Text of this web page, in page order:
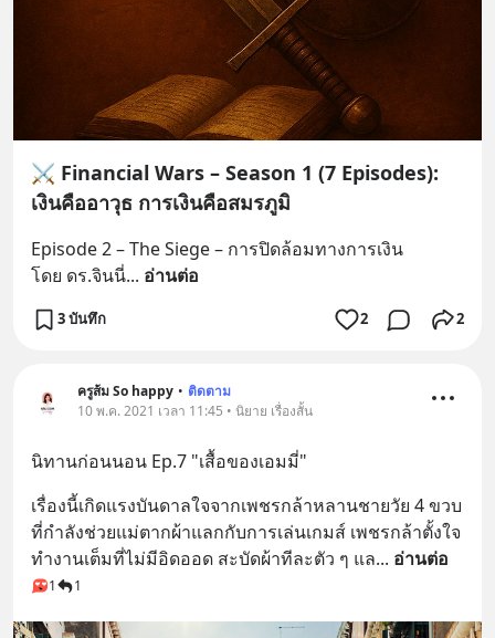
⚔️ Financial Wars – Season 1 (7 Episodes):
เงินคืออาวุธ การเงินคือสมรภูมิ
Episode 2 – The Siege – การปิดล้อมทางการเงิน
โดย ดร.จินนี่... อ่านต่อ
3 บันทึก 2 2
ครูส้ม So happy • ติดตาม
10 พ.ค. 2021 เวลา 11:45 • นิยาย เรื่องสั้น
นิทานก่อนนอน Ep.7 "เสื้อของเอมมี่"
เรื่องนี้เกิดแรงบันดาลใจจากเพชรกล้าหลานชายวัย 4 ขวบ
ที่กำลังช่วยแม่ตากผ้าแลกกับการเล่นเกมส์ เพชรกล้าตั้งใจ
ทำงานเต็มที่ไม่มีอิดออด สะบัดผ้าทีละตัว ๆ แล... อ่านต่อ
1 1